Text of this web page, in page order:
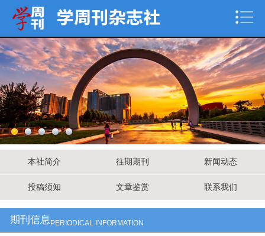
本社简介 往期期刊 新闻动态
投稿须知 文章鉴赏 联系我们
期刊信息 PERIODICAL INFORMATION